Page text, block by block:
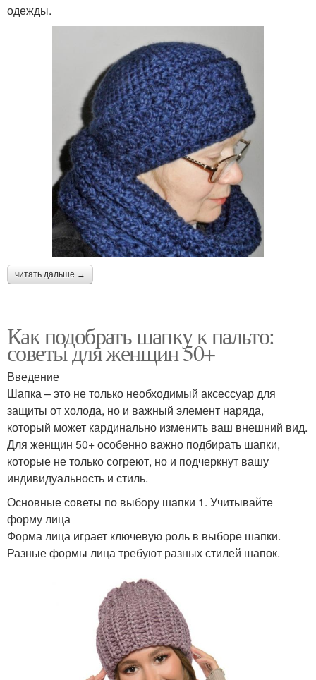
одежды.
читать дальше →
Как подобрать шапку к пальто:
советы для женщин 50+
Введение
Шапка – это не только необходимый аксессуар для
защиты от холода, но и важный элемент наряда,
который может кардинально изменить ваш внешний вид.
Для женщин 50+ особенно важно подбирать шапки,
которые не только согреют, но и подчеркнут вашу
индивидуальность и стиль.
Основные советы по выбору шапки 1. Учитывайте
форму лица
Форма лица играет ключевую роль в выборе шапки.
Разные формы лица требуют разных стилей шапок.